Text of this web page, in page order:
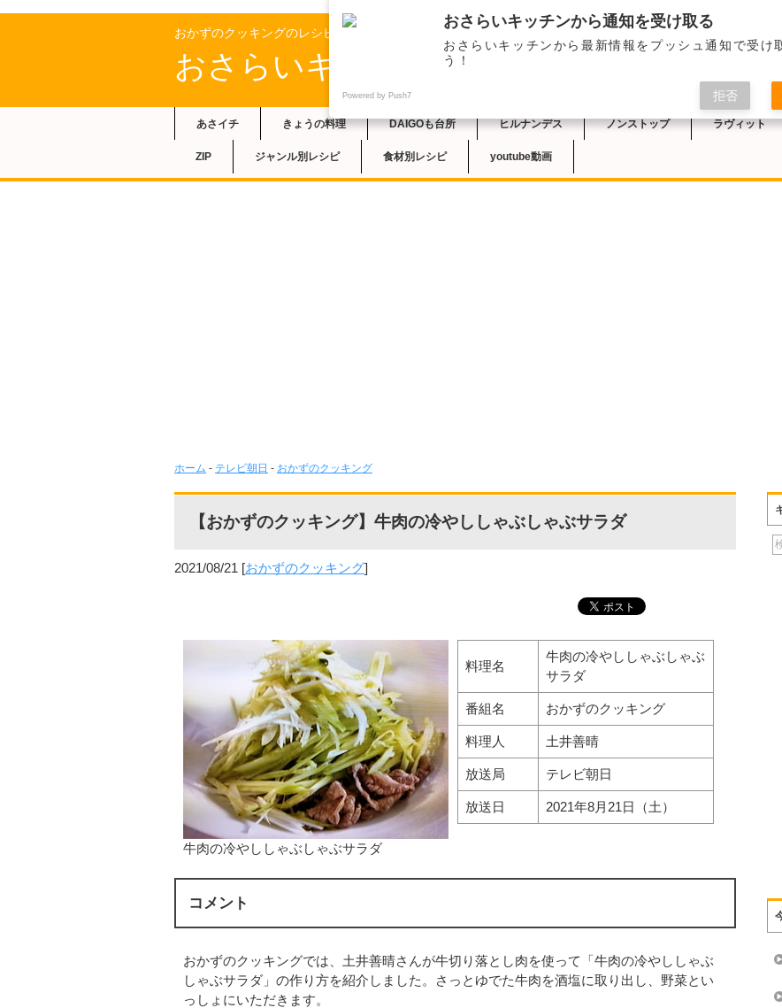
おかずのクッキングのレシピ
おさらいキッチン
あさイチ きょうの料理 DAIGOも台所 ヒルナンデス ノンストップ ラヴィット
ZIP ジャンル別レシピ 食材別レシピ youtube動画
ホーム - テレビ朝日 - おかずのクッキング
【おかずのクッキング】牛肉の冷やししゃぶしゃぶサラダ
2021/08/21 [おかずのクッキング]
牛肉の冷やししゃぶしゃぶサラダ
料理名
牛肉の冷やししゃぶしゃぶ
サラダ
番組名 おかずのクッキング
料理人 土井善晴
放送局 テレビ朝日
放送日 2021年8月21日（土）
コメント
おかずのクッキングでは、土井善晴さんが牛切り落とし肉を使って「牛肉の冷やししゃぶ
しゃぶサラダ」の作り方を紹介しました。さっとゆでた牛肉を酒塩に取り出し、野菜とい
っしょにいただきます。
おさらいキッチンから通知を受け取る
おさらいキッチンから最新情報をプッシュ通知で受け
う！
Powered by Push7 拒否